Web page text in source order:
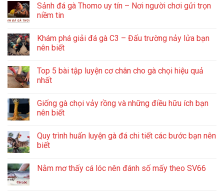
Sảnh đá gà Thomo uy tín – Nơi người chơi gửi trọn
niềm tin
Khám phá giải đá gà C3 – Đấu trường nảy lửa bạn
nên biết
Top 5 bài tập luyện cơ chân cho gà chọi hiệu quả
nhất
Giống gà chọi vảy rồng và những điều hữu ích bạn
nên biết
Quy trình huấn luyện gà đá chi tiết các bước bạn nên
biết
Nằm mơ thấy cá lóc nên đánh số mấy theo SV66